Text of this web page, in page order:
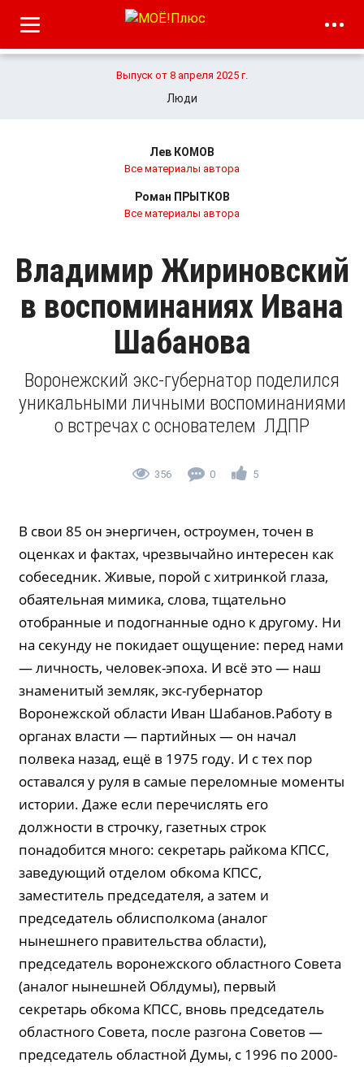
Выпуск от 8 апреля 2025 г.
Люди
Лев КОМОВ
Все материалы автора
Роман ПРЫТКОВ
Все материалы автора
Владимир Жириновский
в воспоминаниях Ивана
Шабанова
Воронежский экс-губернатор поделился
уникальными личными воспоминаниями
о встречах с основателем ЛДПР
356 0 5
В свои 85 он энергичен, остроумен, точен в
оценках и фактах, чрезвычайно интересен как
собеседник. Живые, порой с хитринкой глаза,
обаятельная мимика, слова, тщательно
отобранные и подогнанные одно к другому. Ни
на секунду не покидает ощущение: перед нами
— личность, человек-эпоха. И всё это — наш
знаменитый земляк, экс-губернатор
Воронежской области Иван Шабанов.Работу в
органах власти — партийных — он начал
полвека назад, ещё в 1975 году. И с тех пор
оставался у руля в самые переломные моменты
истории. Даже если перечислять его
должности в строчку, газетных строк
понадобится много: секретарь райкома КПСС,
заведующий отделом обкома КПСС,
заместитель председателя, а затем и
председатель облисполкома (аналог
нынешнего правительства области),
председатель воронежского областного Совета
(аналог нынешней Облдумы), первый
секретарь обкома КПСС, вновь председатель
областного Совета, после разгона Советов —
председатель областной Думы, с 1996 по 2000-